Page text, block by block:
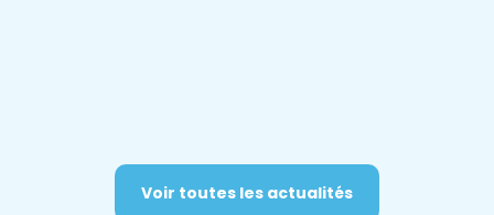
Voir toutes les actualités